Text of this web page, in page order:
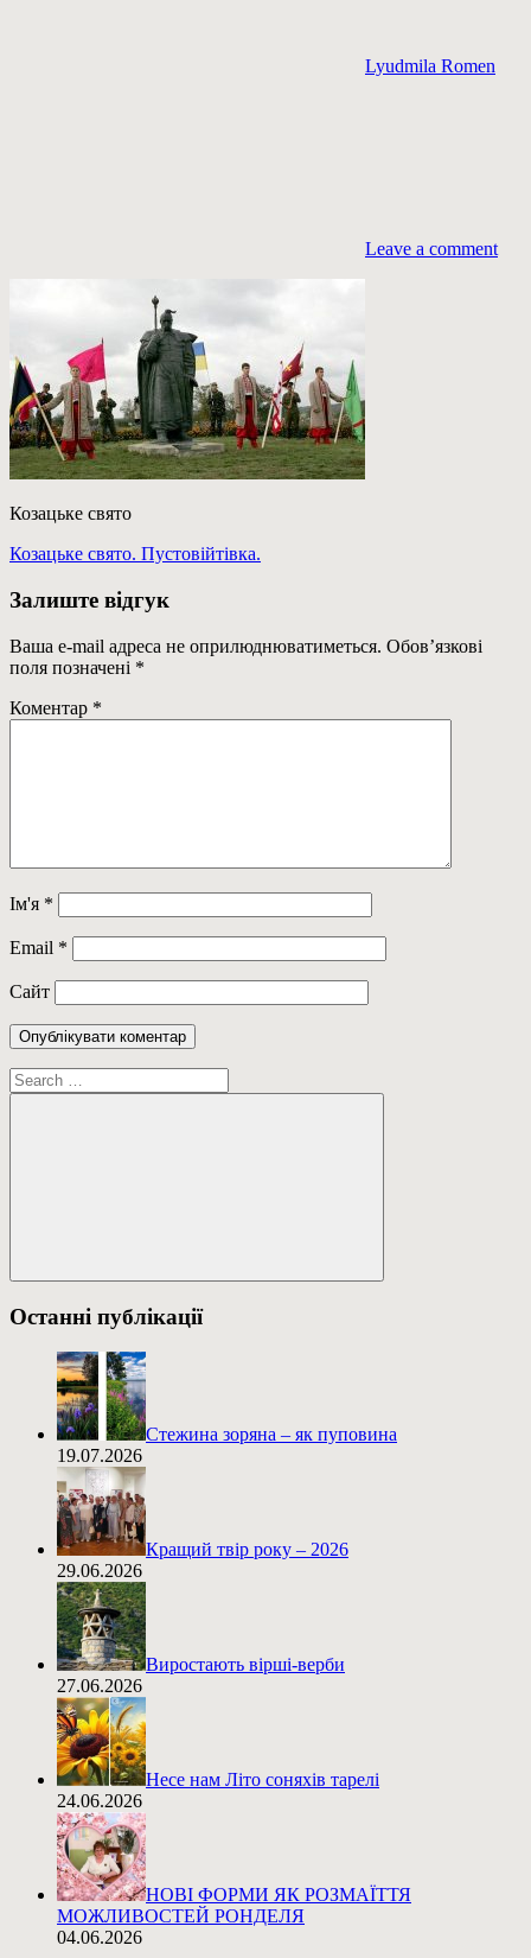
Lyudmila Romen
Leave a comment
Козацьке свято
Навігація
записів
Previous
Козацьке свято. Пустовійтівка.
Залиште відгук
Ваша e-mail адреса не оприлюднюватиметься. Обов’язкові
поля позначені *
Коментар *
Ім'я *
Email *
Сайт
Пошук:
Пошук
Останні публікації
Стежина зоряна – як пуповина
19.07.2026
Кращий твір року – 2026
29.06.2026
Виростають вірші-верби
27.06.2026
Несе нам Літо соняхів тарелі
24.06.2026
НОВІ ФОРМИ ЯК РОЗМАЇТТЯ
МОЖЛИВОСТЕЙ РОНДЕЛЯ
04.06.2026